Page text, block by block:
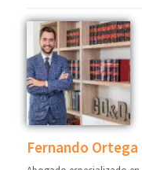
Fernando Ortega